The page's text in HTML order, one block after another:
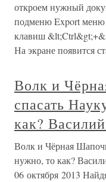
откроем нужный
подменю Export
клавиш
На экране появится
Волк и
спасать
как?
Волк и Чёрная
нужно, то как?
06 октября 2013